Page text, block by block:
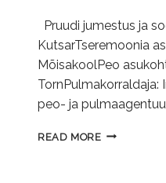
Pruudi jumestus ja
KutsarTseremoonia
MõisakoolPeo
TornPulmakorraldaja:
peo- ja
READ MOREVÕRRATU